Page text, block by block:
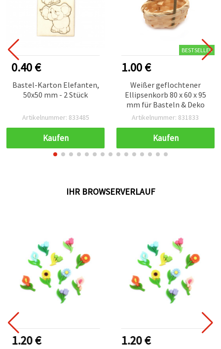
0.40 €
Bastel-Karton Elefanten,
50x50 mm - 2 Stück
Artikelnummer: 833485
Kaufen
BESTSELLER
1.00 €
Weißer geflochtener
Ellipsenkorb 80 x 60 x 95
mm für Basteln & Deko
Artikelnummer: 831833
Kaufen
IHR BROWSERVERLAUF
1.20 € 1.20 €